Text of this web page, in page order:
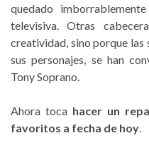
quedado
televisiva. Otras
creatividad, sino porque las
sus personajes, se han
Tony Soprano.
Ahora toca hacer un
favoritos a fecha de hoy